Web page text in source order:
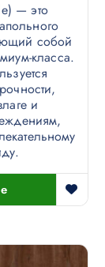
— это
собой
класса.
и